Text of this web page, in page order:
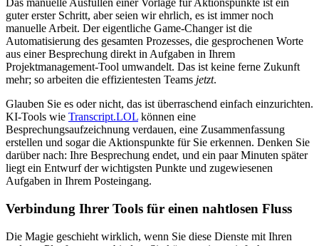
Das manuelle Ausfüllen einer Vorlage für Aktionspunkte ist ein
guter erster Schritt, aber seien wir ehrlich, es ist immer noch
manuelle Arbeit. Der eigentliche Game-Changer ist die
Automatisierung des gesamten Prozesses, die gesprochenen Worte
aus einer Besprechung direkt in Aufgaben in Ihrem
Projektmanagement-Tool umwandelt. Das ist keine ferne Zukunft
mehr; so arbeiten die effizientesten Teams jetzt.
Glauben Sie es oder nicht, das ist überraschend einfach einzurichten.
KI-Tools wie Transcript.LOL können eine
Besprechungsaufzeichnung verdauen, eine Zusammenfassung
erstellen und sogar die Aktionspunkte für Sie erkennen. Denken Sie
darüber nach: Ihre Besprechung endet, und ein paar Minuten später
liegt ein Entwurf der wichtigsten Punkte und zugewiesenen
Aufgaben in Ihrem Posteingang.
Verbindung Ihrer Tools für einen nahtlosen Fluss
Die Magie geschieht wirklich, wenn Sie diese Dienste mit Ihren